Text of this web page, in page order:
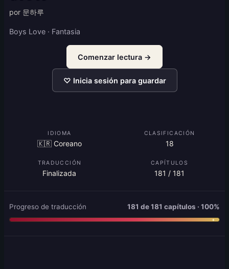
por 문하루
Boys Love · Fantasia
Comenzar lectura →
♡ Inicia sesión para guardar
IDIOMA
🇰🇷 Coreano
CLASIFICACIÓN
18
TRADUCCIÓN
Finalizada
CAPÍTULOS
181 / 181
Progreso de traducción 181 de 181 capítulos · 100%